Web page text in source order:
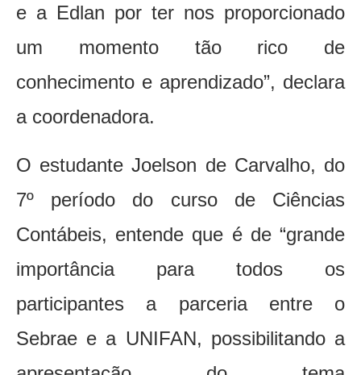
e a Edlan por ter nos proporcionado
um momento tão rico de
conhecimento e aprendizado”, declara
a coordenadora.
O estudante Joelson de Carvalho, do
7º período do curso de Ciências
Contábeis, entende que é de “grande
importância para todos os
participantes a parceria entre o
Sebrae e a UNIFAN, possibilitando a